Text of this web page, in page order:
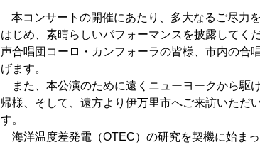
本コンサートの開催にあたり、多大なるご尽力
はじめ、素晴らしいパフォーマンスを披露してく
声合唱団コーロ・カンフォーラの皆様、市内の合
げます。
また、本公演のために遠くニューヨークから駆
帰様、そして、遠方より伊万里市へご来訪いただ
す。
海洋温度差発電（OTEC）の研究を契機に始まっ